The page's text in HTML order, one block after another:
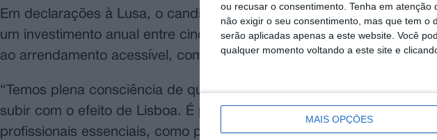
ou recusar o consentimento. Tenha em atenção
não exigir o seu consentimento, mas que tem o
serão aplicadas apenas a este website. Você
qualquer momento voltando a este site e
MAIS OPÇÕES
Em declarações à Lusa, o candidato afirmou que a habitação é a
um investimento anual entre cinco e seis milhões de euros para a
ao arrendamento acessível, com especial atenção para as famílias
“Temos plena consciência de que os preços da habitação em
subir com o efeito de Lisboa. É preciso agir agora”, alertou,
profissionais essenciais, como professores, médicos, polícias e